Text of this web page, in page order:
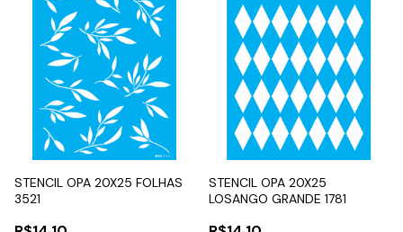
STENCIL OPA 20X25 FOLHAS
3521
STENCIL OPA 20X25
LOSANGO GRANDE 1781